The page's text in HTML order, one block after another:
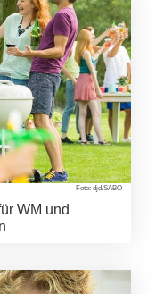
Foto: djd/SABO
WM und